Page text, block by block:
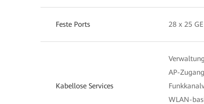
Feste Ports 28 x 25
Kabellose Services
AP-
WLAN-